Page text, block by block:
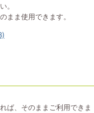
。
まま使用できます。
ば、そのままご利用できま